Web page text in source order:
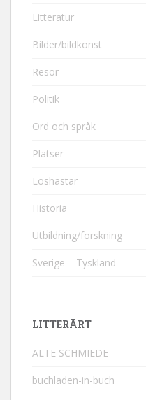
Litteratur
Bilder/bildkonst
Resor
Politik
Ord och språk
Platser
Löshästar
Historia
Utbildning/forskning
Sverige – Tyskland
LITTERÄRT
ALTE SCHMIEDE
buchladen-in-buch